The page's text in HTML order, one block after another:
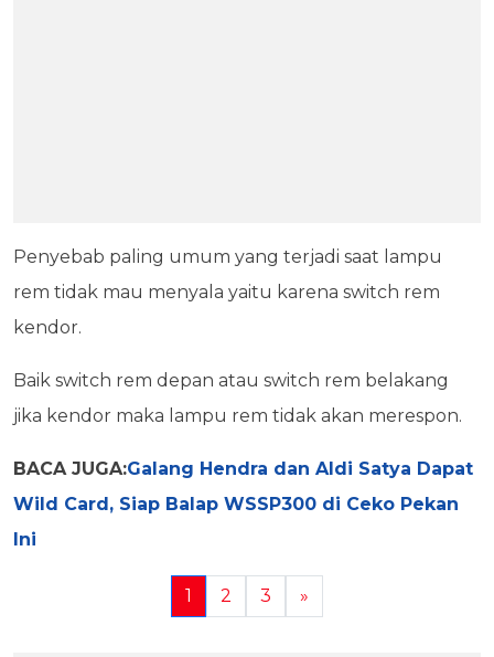
Penyebab paling umum yang terjadi saat lampu
rem tidak mau menyala yaitu karena switch rem
kendor.
Baik switch rem depan atau switch rem belakang
jika kendor maka lampu rem tidak akan merespon.
BACA JUGA:Galang Hendra dan Aldi Satya Dapat
Wild Card, Siap Balap WSSP300 di Ceko Pekan
Ini
1 2 3 »